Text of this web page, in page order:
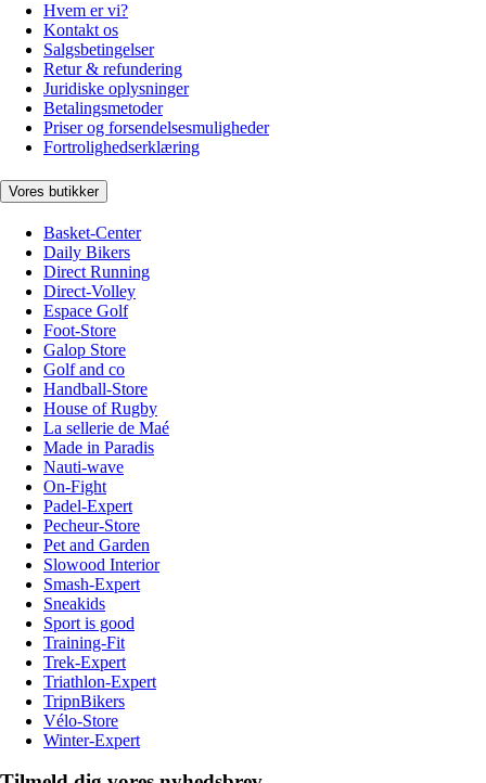
Hvem er vi?
Kontakt os
Salgsbetingelser
Retur & refundering
Juridiske oplysninger
Betalingsmetoder
Priser og forsendelsesmuligheder
Fortrolighedserklæring
Vores butikker
Basket-Center
Daily Bikers
Direct Running
Direct-Volley
Espace Golf
Foot-Store
Galop Store
Golf and co
Handball-Store
House of Rugby
La sellerie de Maé
Made in Paradis
Nauti-wave
On-Fight
Padel-Expert
Pecheur-Store
Pet and Garden
Slowood Interior
Smash-Expert
Sneakids
Sport is good
Training-Fit
Trek-Expert
Triathlon-Expert
TripnBikers
Vélo-Store
Winter-Expert